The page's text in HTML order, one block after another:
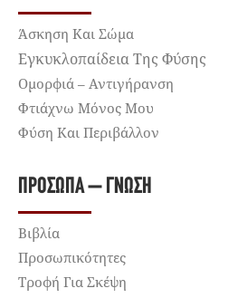
Άσκηση Και Σώμα
Εγκυκλοπαίδεια Της Φύσης
Ομορφιά – Αντιγήρανση
Φτιάχνω Μόνος Μου
Φύση Και Περιβάλλον
ΠΡΌΣΩΠΑ – ΓΝΏΣΗ
Βιβλία
Προσωπικότητες
Τροφή Για Σκέψη